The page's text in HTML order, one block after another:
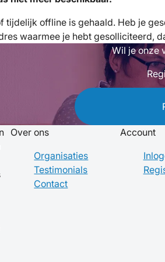
tijdelijk offline is gehaald. Heb je
waarmee je hebt gesolliciteerd,
Wil je onze
Over ons
Organisaties
Testimonials
Contact
Account